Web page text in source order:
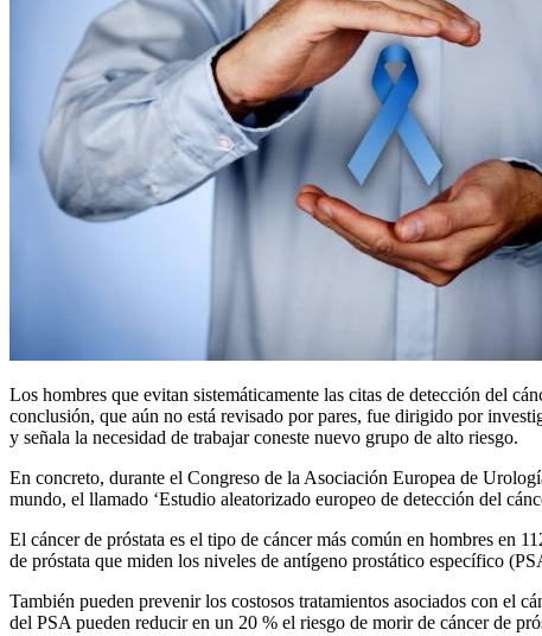
Los hombres que evitan sistemáticamente las citas de detección del
conclusión, que aún no está revisado por pares, fue dirigido por
y señala la necesidad de trabajar coneste nuevo grupo de alto riesgo.
En concreto, durante el Congreso de la Asociación Europea de
mundo, el llamado ‘Estudio aleatorizado europeo de detección del
El cáncer de próstata es el tipo de cáncer más común en hombres en
de próstata que miden los niveles de antígeno prostático específico
También pueden prevenir los costosos tratamientos asociados con el
del PSA pueden reducir en un 20 % el riesgo de morir de cáncer de